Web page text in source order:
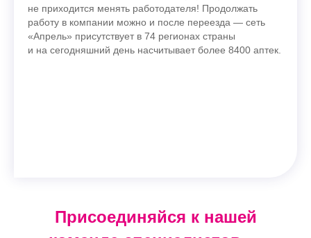
не приходится менять работодателя! Продолжать
работу в компании можно и после переезда — сеть
«Апрель» присутствует в 74 регионах страны
и на сегодняшний день насчитывает более 8400 аптек.
Присоединяйся к нашей